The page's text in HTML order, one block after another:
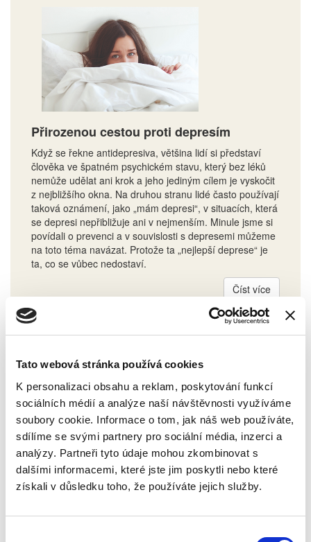
Tato webová stránka používá cookies
K personalizaci obsahu a reklam, poskytování funkcí
sociálních médií a analýze naší návštěvnosti využíváme
soubory cookie. Informace o tom, jak náš web používáte,
sdílíme se svými partnery pro sociální média, inzerci a
analýzy. Partneři tyto údaje mohou zkombinovat s
dalšími informacemi, které jste jim poskytli nebo které
získali v důsledku toho, že používáte jejich služby.
Přirozenou cestou proti depresím
Když se řekne antidepresiva, většina lidí si představí
člověka ve špatném psychickém stavu, který bez léků
nemůže udělat ani krok a jeho jediným cílem je vyskočit
z nejbližšího okna. Na druhou stranu lidé často používají
taková oznámení, jako „mám depresi“, v situacích, která
se depresi nepřibližuje ani v nejmenším. Minule jsme si
povídali o prevenci a v souvislosti s depresemi můžeme
na toto téma navázat. Protože ta „nejlepší deprese“ je
ta, co se vůbec nedostaví.
Číst více
Opalovací péče jako součást prevence:
Sluneční záření je pro lidský organismus nezbytné,